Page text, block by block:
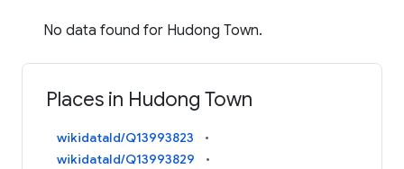
No data found for Hudong Town.
Places in Hudong Town
wikidataId/Q13993823
wikidataId/Q13993829